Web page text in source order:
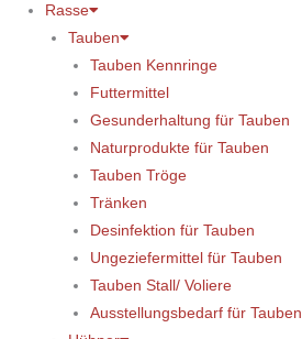
Rasse
Tauben
Tauben Kennringe
Futtermittel
Gesunderhaltung für Tauben
Naturprodukte für Tauben
Tauben Tröge
Tränken
Desinfektion für Tauben
Ungeziefermittel für Tauben
Tauben Stall/ Voliere
Ausstellungsbedarf für Tauben